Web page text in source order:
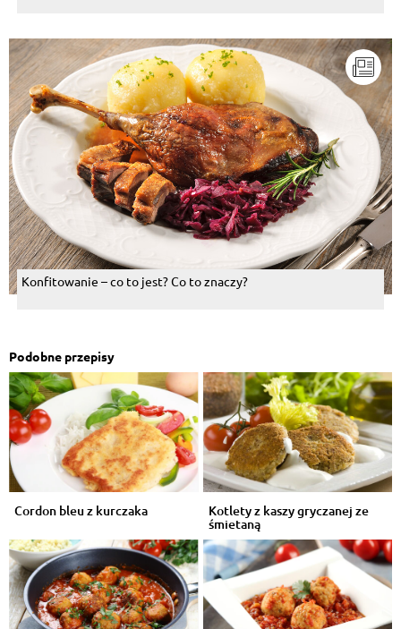
Konfitowanie – co to jest? Co to znaczy?
Podobne przepisy
Cordon bleu z kurczaka Kotlety z kaszy gryczanej ze
śmietaną